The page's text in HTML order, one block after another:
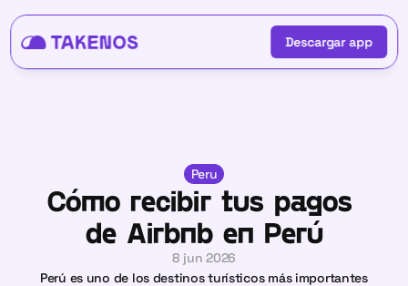
Descargar app
Descargar app
Peru
Cómo recibir tus pagos
de Airbnb en Perú
8 jun 2026
Perú es uno de los destinos turísticos más importantes